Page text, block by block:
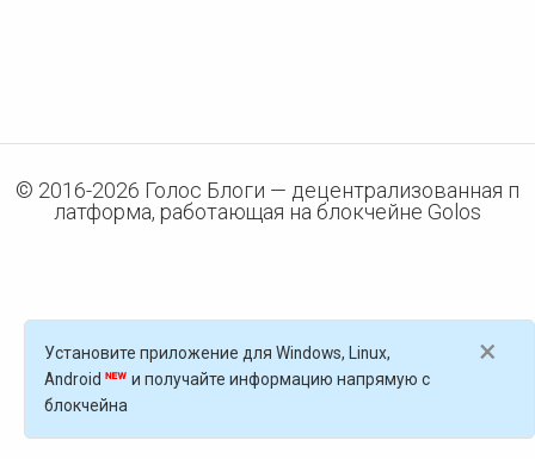
© 2016-2026 Голос Блоги — децентрализованная п
латформа, работающая на блокчейне Golos
×
Установите приложение для Windows, Linux,
Android
и получайте информацию напрямую с
блокчейна